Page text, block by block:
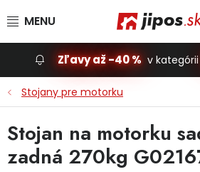
Slevoakce
Stavba, dom
Dielňa
Zľavy až -40 % v kategórii
Stojany pre motorku
Stojan na motorku
zadná 270kg